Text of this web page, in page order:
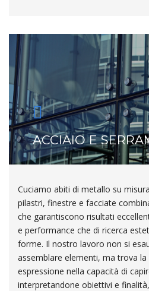
ACCIAIO E
Cuciamo abiti di metallo su
pilastri, finestre e facciate
che garantiscono risultati
e performance che di ricerca
forme. Il nostro lavoro non si
assemblare elementi, ma trova la
espressione nella capacità di
interpretandone obiettivi e